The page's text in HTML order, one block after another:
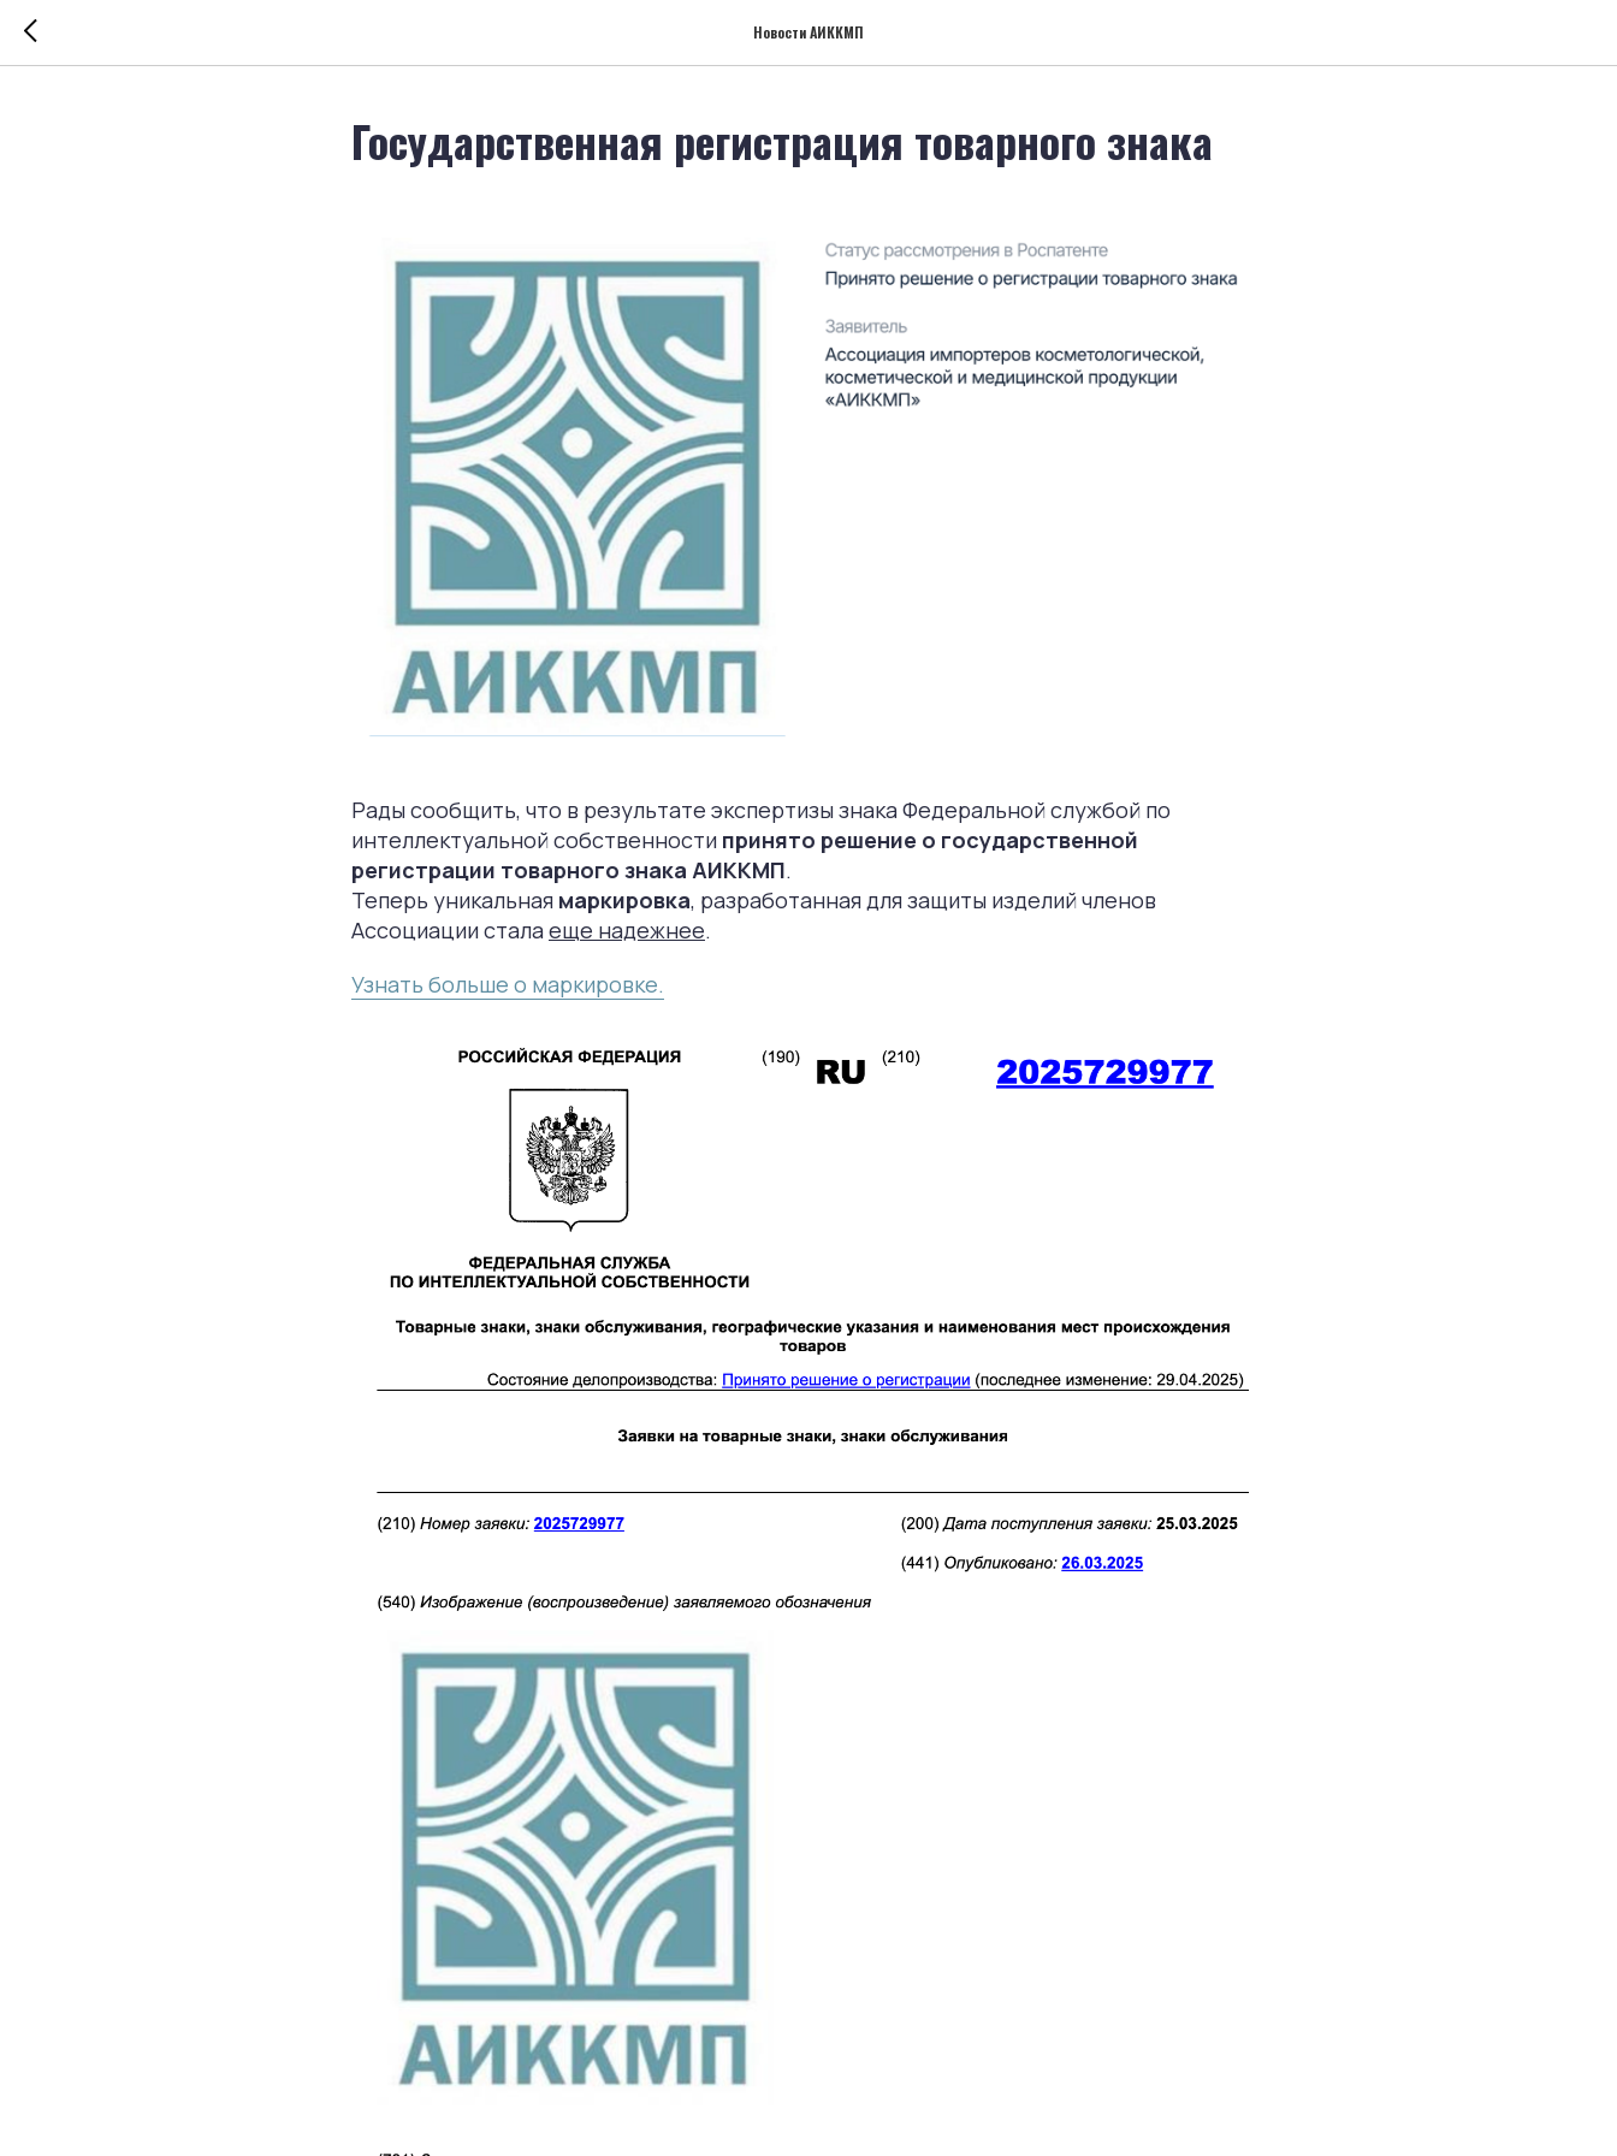
Новости АИККМП
Государственная регистрация товарного знака
Рады сообщить, что в результате экспертизы знака Федеральной службой по
интеллектуальной собственности принято решение о государственной
регистрации товарного знака АИККМП.
Теперь уникальная маркировка, разработанная для защиты изделий членов
Ассоциации сталаеще надежнее.
Узнать больше о маркировке.